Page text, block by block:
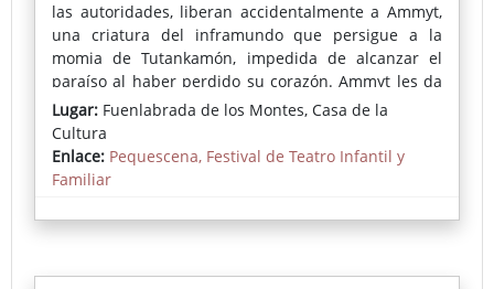
las autoridades, liberan accidentalmente a Ammyt,
una criatura del inframundo que persigue a la
momia de Tutankamón, impedida de alcanzar el
paraíso al haber perdido su corazón. Ammyt les da
tiempo para recuperarlo, permitiéndoles viajar al
pasado, donde conocen a Tutankamón, Nefertiti y
Horemheb. En una serie de aventuras, intentan
resolver el misterio del corazón perdido del faraón.
recrear el antiguo Egipto.
Lugar: Fuenlabrada de los Montes, Casa de la
Cultura
Enlace: Pequescena, Festival de Teatro Infantil y
Familiar